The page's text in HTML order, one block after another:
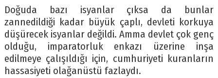
Doğuda bazı isyanlar çıksa da bunlar
zannedildiği kadar büyük çaplı, devleti korkuya
düşürecek isyanlar değildi. Amma devlet çok genç
olduğu, imparatorluk enkazı üzerine inşa
edilmeye çalışıldığı için, cumhuriyeti kuranların
hassasiyeti olağanüstü fazlaydı.